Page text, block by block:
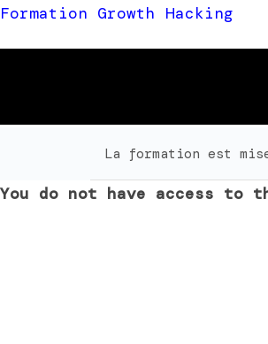
Formation Growth Hacking
La formation est
You do not have access to